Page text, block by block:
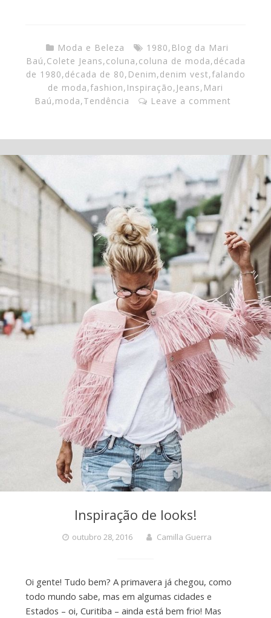
Moda e Beleza 1980, Blog da Mari
Baú,Colete Jeans,coluna,coluna de moda,década
de 1980,década de 80, Denim,denim vest,falando
de moda,fashion, Inspiração, Jeans, Mari
Baú,moda,Tendência Leave a comment
Inspiração de looks!
outubro 28, 2016 Camilla Guerra
Oi gente! Tudo bem? A primavera já chegou, como
todo mundo sabe, mas em algumas cidades e
Estados – oi, Curitiba – ainda está bem frio! Mas